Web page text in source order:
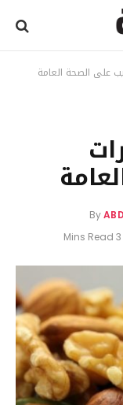
على الصحة العامة
By
3 Mins Read